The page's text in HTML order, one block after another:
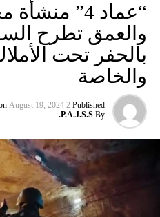
“عماد 4”
والعمق تطرح
بالحفر تحت
والخاصة
Published
2 years ago
August 19, 2024
By
P.A.J.S.S.